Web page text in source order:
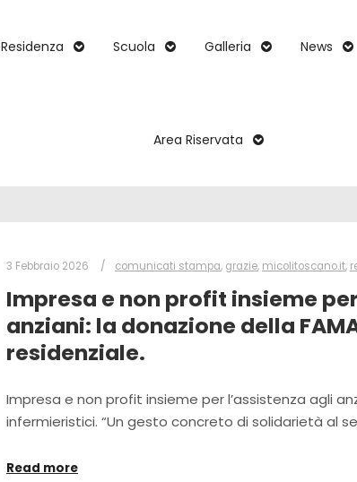
Residenza Scuola Galleria News
Area Riservata
3 Febbraio 2026 comunicati stampa, grazie, micolitoscano.it,
Impresa e non profit insieme
anziani: la donazione della
residenziale.
Impresa e non profit insieme per l’assistenza agli
infermieristici. “Un gesto concreto di solidarietà al
Read more